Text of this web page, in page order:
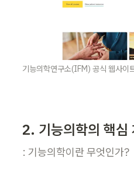
기능의학연구소(IFM) 공식 웹사이
2. 기능의학의 핵심
: 기능의학이란 무엇인가?